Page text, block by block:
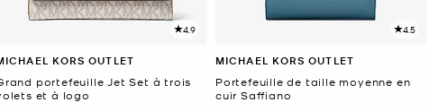
4.9
KORS OUTLET
portefeuille Jet Set à trois
et à logo
4.5
MICHAEL KORS OUTLET
Portefeuille de taille moyenne en
cuir Saffiano